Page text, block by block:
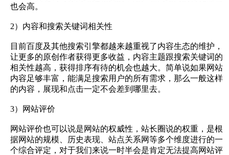
也会高。
2）内容和搜索关键词相关性
目前百度及其他搜索引擎都越来越重视了内容生态的维护，
让更多的原创作者获得更多收益，内容主题跟搜索关键词的
相关性越高，获得排序有待的机会也越大。简单说如果网站
内容足够丰富，能满足搜索用户的所有需求，那么一般这样
的内容，展现和点击一定不会差到哪里去。
3）网站评价
网站评价也可以说是网站的权威性，站长圈说的权重，是根
据网站的规模、历史表现、站点关系网等多个维度进行的一
个综合评定，对于我们来说一时半会是肯定无法提高网站评